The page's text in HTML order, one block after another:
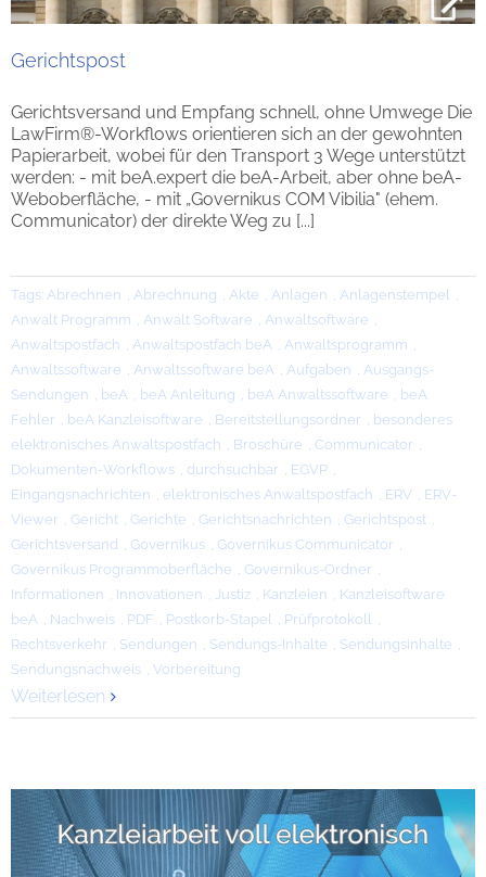
Gerichtspost
Gerichtsversand und Empfang schnell, ohne Umwege Die
LawFirm®-Workflows orientieren sich an der gewohnten
Papierarbeit, wobei für den Transport 3 Wege unterstützt
werden: - mit beA.expert die beA-Arbeit, aber ohne beA-
Weboberfläche, - mit „Governikus COM Vibilia" (ehem.
Communicator) der direkte Weg zu [...]
Tags: Abrechnen , Abrechnung , Akte , Anlagen , Anlagenstempel ,
Anwalt Programm , Anwalt Software , Anwaltsoftware ,
Anwaltspostfach , Anwaltspostfach beA , Anwaltsprogramm ,
Anwaltssoftware , Anwaltssoftware beA , Aufgaben , Ausgangs-
Sendungen , beA , beA Anleitung , beA Anwaltssoftware , beA
Fehler , beA Kanzleisoftware , Bereitstellungsordner , besonderes
elektronisches Anwaltspostfach , Broschüre , Communicator ,
Dokumenten-Workflows , durchsuchbar , EGVP ,
Eingangsnachrichten , elektronisches Anwaltspostfach , ERV , ERV-
Viewer , Gericht , Gerichte , Gerichtsnachrichten , Gerichtspost ,
Gerichtsversand , Governikus , Governikus Communicator ,
Governikus Programmoberfläche , Governikus-Ordner ,
Informationen , Innovationen , Justiz , Kanzleien , Kanzleisoftware
beA , Nachweis , PDF , Postkorb-Stapel , Prüfprotokoll ,
Rechtsverkehr , Sendungen , Sendungs-Inhalte , Sendungsinhalte ,
Sendungsnachweis , Vorbereitung
Weiterlesen